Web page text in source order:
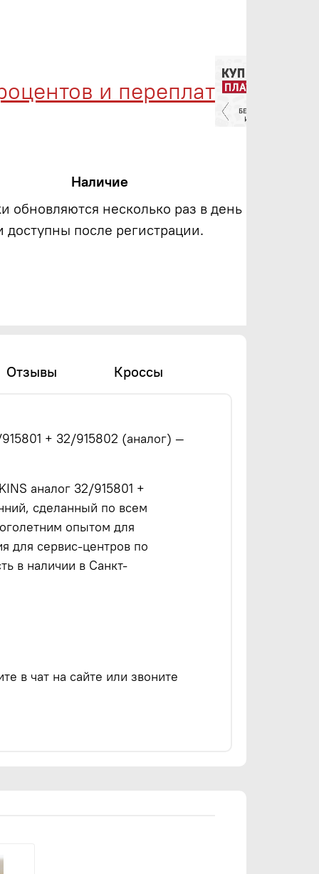
и переплат
Наличие
обновляются несколько раз в день
доступны после регистрации.
Отзывы Кроссы
+ 32/915802 (аналог) —
аналог 32/915801 +
сделанный по всем
опытом для
для сервис-центров по
в наличии в Санкт-
в чат на сайте или звоните